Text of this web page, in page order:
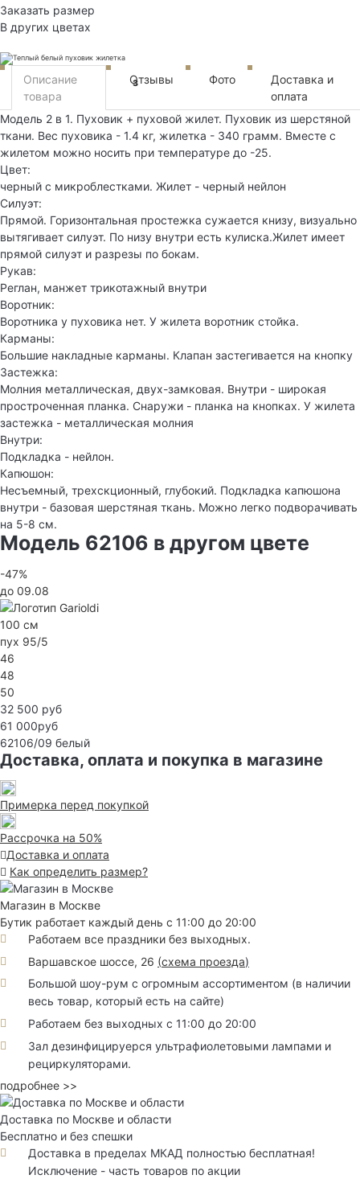
Заказать размер
В других цветах
Описание
товара
Отзывы
3 Фото
Доставка и
оплата
Модель 2 в 1. Пуховик + пуховой жилет. Пуховик из шерстяной
ткани. Вес пуховика - 1.4 кг, жилетка - 340 грамм. Вместе с
жилетом можно носить при температуре до -25.
Цвет:
черный с микроблестками. Жилет - черный нейлон
Силуэт:
Прямой. Горизонтальная простежка сужается книзу, визуально
вытягивает силуэт. По низу внутри есть кулиска.Жилет имеет
прямой силуэт и разрезы по бокам.
Рукав:
Реглан, манжет трикотажный внутри
Воротник:
Воротника у пуховика нет. У жилета воротник стойка.
Карманы:
Большие накладные карманы. Клапан застегивается на кнопку
Застежка:
Молния металлическая, двух-замковая. Внутри - широкая
простроченная планка. Снаружи - планка на кнопках. У жилета
застежка - металлическая молния
Внутри:
Подкладка - нейлон.
Капюшон:
Несъемный, трехскционный, глубокий. Подкладка капюшона
внутри - базовая шерстяная ткань. Можно легко подворачивать
на 5-8 см.
Модель 62106 в другом цвете
-47%
до 09.08
100 см
пух 95/5
46
48
50
32 500 руб
61 000руб
62106/09 белый
Доставка, оплата и покупка в магазине
Примерка перед покупкой
Рассрочка на 50%
Доставка и оплата
Как определить размер?
Магазин в Москве
Бутик работает каждый день с 11:00 до 20:00
Работаем все праздники без выходных.
Варшавское шоссе, 26 (схема проезда)
Большой шоу-рум с огромным ассортиментом (в наличии
весь товар, который есть на сайте)
Работаем без выходных с 11:00 до 20:00
Зал дезинфицируерся ультрафиолетовыми лампами и
рециркуляторами.
подробнее >>
Доставка по Москве и области
Бесплатно и без спешки
Доставка в пределах МКАД полностью бесплатная!
Исключение - часть товаров по акции